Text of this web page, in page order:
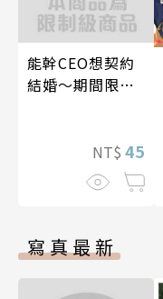
能幹CEO想契約
結婚～期間限定
NT$ 45
寫真最新